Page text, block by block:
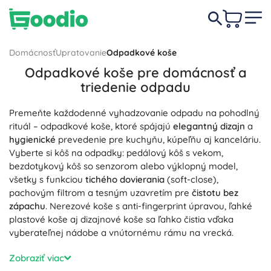
DomácnosťUpratovanieOdpadkové koše
Odpadkové koše pre domácnosť a
triedenie odpadu
Premeňte každodenné vyhadzovanie odpadu na pohodlný
rituál – odpadkové koše, ktoré spájajú elegantný dizajn a
hygienické prevedenie pre kuchyňu, kúpeľňu aj kanceláriu.
Vyberte si kôš na odpadky: pedálový kôš s vekom,
bezdotykový kôš so senzorom alebo výklopný model,
všetky s funkciou tichého dovierania (soft-close),
pachovým filtrom a tesným uzavretím pre čistotu bez
zápachu. Nerezové koše s anti-fingerprint úpravou, ľahké
plastové koše aj dizajnové koše sa ľahko čistia vďaka
vyberateľnej nádobe a vnútornému rámu na vrecká.
Na triedenie odpadu sa hodia recyklačné koše s
oddelenými priehradkami (2-dielne, 3-dielne) a farebne
Zobraziť viac